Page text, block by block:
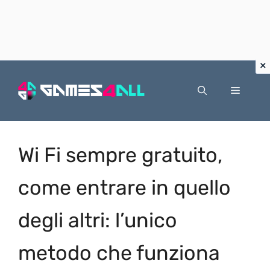
Menu
Wi Fi sempre gratuito,
come entrare in quello
degli altri: l’unico
metodo che funziona